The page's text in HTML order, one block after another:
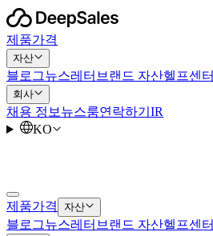
제품가격
자산
블로그뉴스레터 브랜드 자산헬프센터
회사
채용 정보 뉴스룸연락하기 IR
KO
제품가격 자산
블로그뉴스레터 브랜드 자산헬프센터